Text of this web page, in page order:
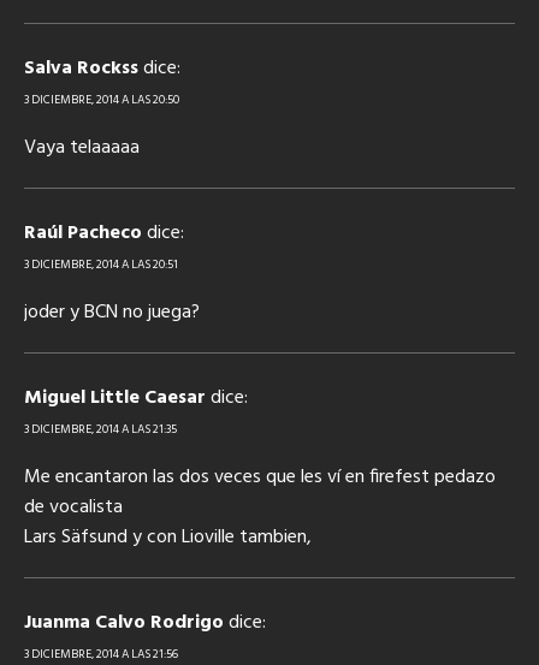
Salva Rockssdice:
3 DICIEMBRE, 2014 A LAS 20:50
Vaya telaaaaa
Raúl Pachecodice:
3 DICIEMBRE, 2014 A LAS 20:51
joder y BCN no juega?
Miguel Little Caesardice:
3 DICIEMBRE, 2014 A LAS 21:35
Me encantaron las dos veces que les ví en firefest pedazo
de vocalista
Lars Säfsund y con Lioville tambien,
Juanma Calvo Rodrigodice:
3 DICIEMBRE, 2014 A LAS 21:56